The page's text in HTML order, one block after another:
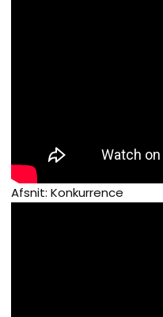
Afsnit: Konkurrence​